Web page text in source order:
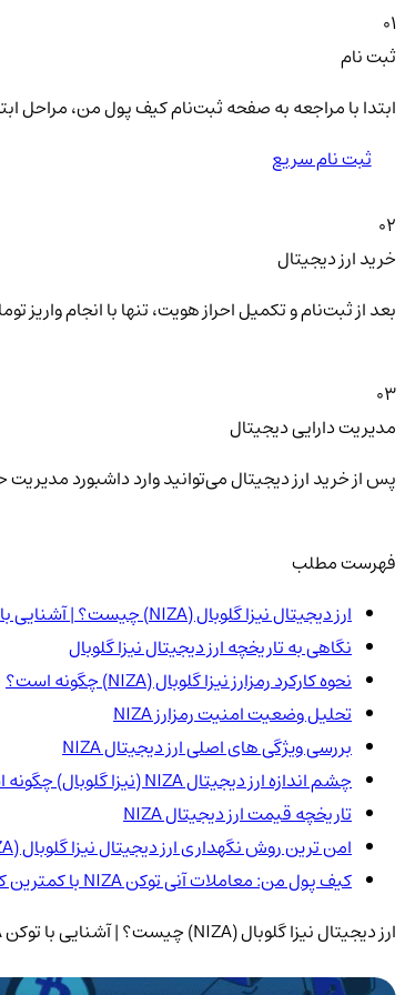
01
ثبت نام
ابتدا با مراجعه به صفحه ثبت‌نام کیف‌ پول من، مراحل
ثبت نام سریع
02
خرید ارز دیجیتال
بعد از ثبت‌نام و تکمیل احراز هویت، تنها با انجام
03
مدیریت دارایی دیجیتال
پس از خرید ارز دیجیتال می‌توانید وارد داشبورد
فهرست مطلب
ارز دیجیتال نیزا گلوبال (NIZA) چیست؟ | آشنایی با توکن NIZA
نگاهی به تاریخچه ارز دیجیتال نیزا گلوبال
نحوه کارکرد رمزارز نیزا گلوبال (NIZA) چگونه است؟
تحلیل وضعیت امنیت رمزارز NIZA
بررسی ویژگی های اصلی ارز دیجیتال NIZA
چشم اندازه ارز دیجیتال NIZA (نیزا گلوبال) چگونه است؟
تاریخچه قیمت ارز دیجیتال NIZA
امن ترین روش نگهداری ارز دیجیتال نیزا گلوبال (NIZA)
کیف پول من: معاملات آنی توکن NIZA با کمترین کارمزد در ایران
ارز دیجیتال نیزا گلوبال (NIZA) چیست؟ | آشنایی با توکن NIZA